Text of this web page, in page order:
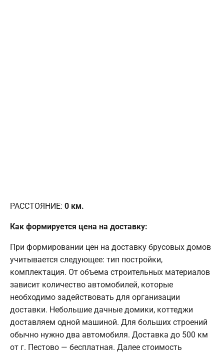
РАССТОЯНИЕ: 0 км.
Как формируется цена на доставку:
При формировании цен на доставку брусовых домов
учитывается следующее: тип постройки,
комплектация. От объема строительных материалов
зависит количество автомобилей, которые
необходимо задействовать для организации
доставки. Небольшие дачные домики, коттеджи
доставляем одной машиной. Для больших строений
обычно нужно два автомобиля. Доставка до 500 км
от г. Пестово — бесплатная. Далее стоимость